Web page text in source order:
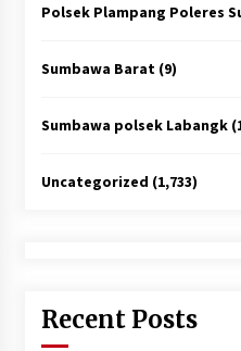
Polsek Plampang Poleres
Sumbawa Barat(9)
Sumbawa polsek Labangk
Uncategorized (1,733)
Recent Posts